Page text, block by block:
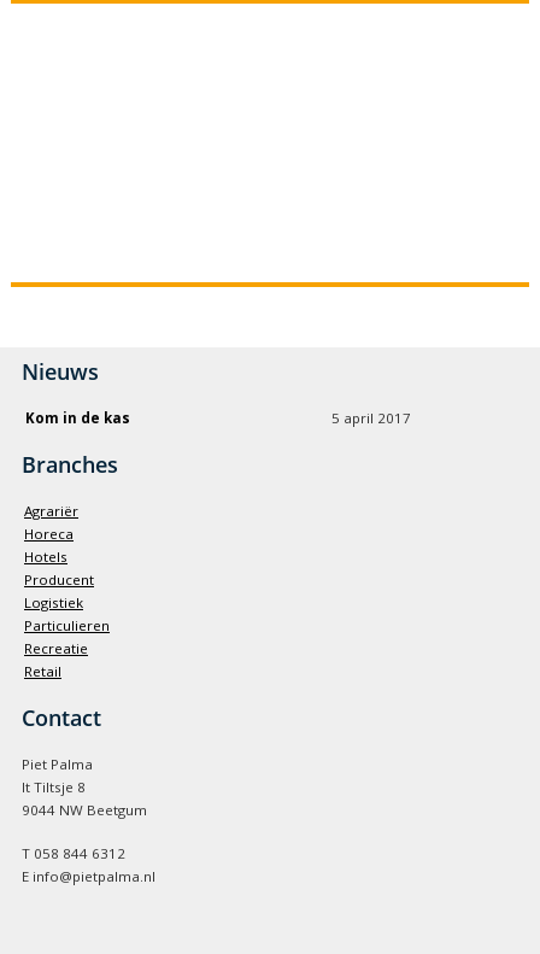
Nieuws
Kom in de kas 5 april 2017
Branches
Agrariër
Horeca
Hotels
Producent
Logistiek
Particulieren
Recreatie
Retail
Contact
Piet Palma
It Tiltsje 8
9044 NW Beetgum
T 058 844 6312
E info@pietpalma.nl